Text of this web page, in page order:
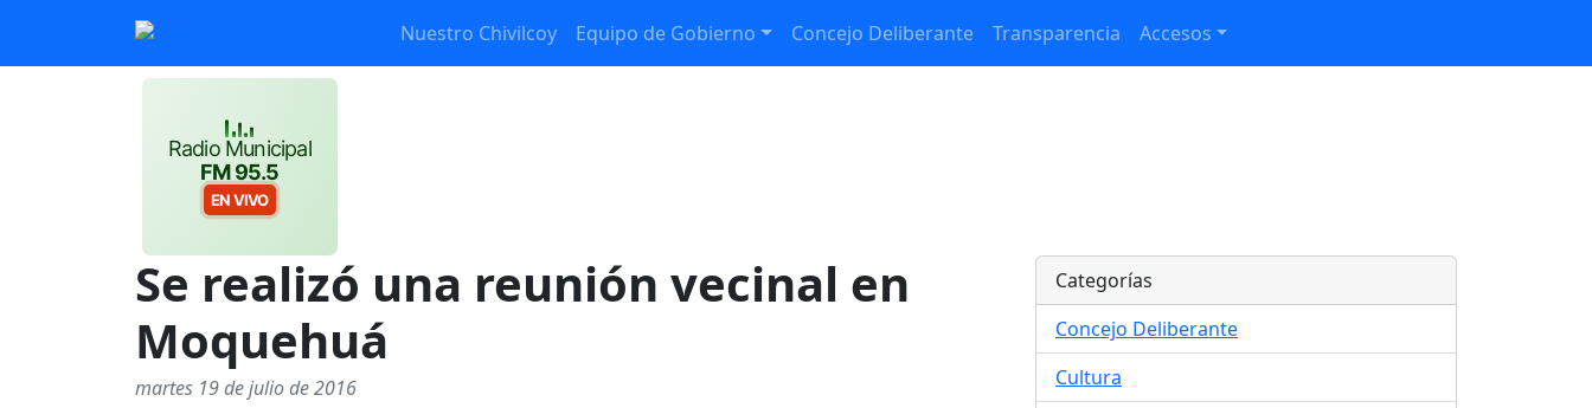
Nuestro Chivilcoy Equipo de Gobierno Concejo Deliberante Transparencia Accesos
Radio Municipal
FM 95.5
EN VIVO
Se realizó una reunión vecinal en
Moquehuá
martes 19 de julio de 2016
Categorías
Concejo Deliberante
Cultura